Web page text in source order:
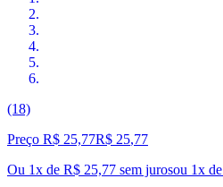
(18)
Preço R$ 25,77R$ 25,77
Ou 1x de R$ 25,77 sem jurosou 1x de